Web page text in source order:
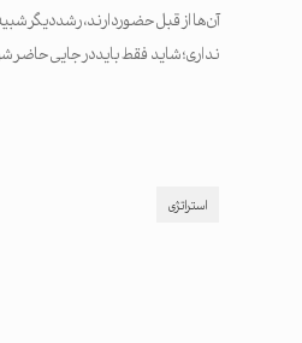
آن‌ها از قبل حضور دارند، رشد دیگر
نداری؛ شاید فقط باید در جایی حاضر
استراتژی